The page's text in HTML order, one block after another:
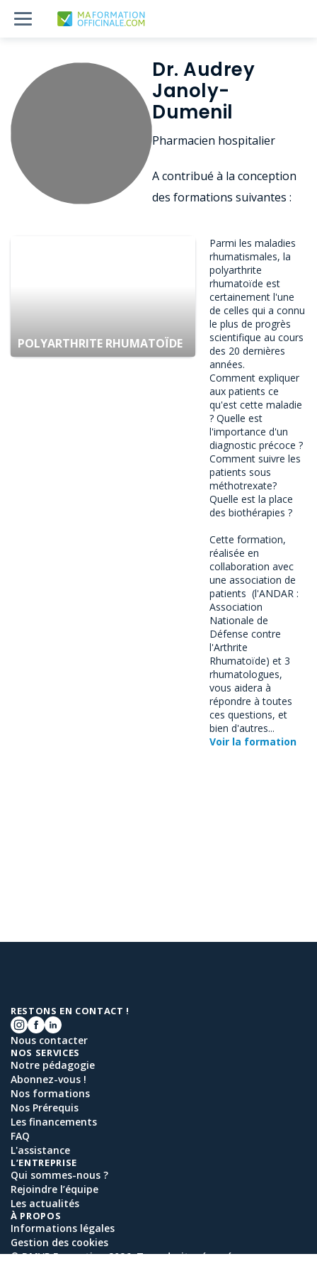
Dr. Audrey
Janoly-
Dumenil
Pharmacien hospitalier
A contribué à la conception
des formations suivantes :
POLYARTHRITE RHUMATOÏDE
Parmi les maladies
rhumatismales, la
polyarthrite
rhumatoïde est
certainement l'une
de celles qui a connu
le plus de progrès
scientifique au cours
des 20 dernières
années.
Comment expliquer
aux patients ce
qu'est cette maladie
? Quelle est
l'importance d'un
diagnostic précoce ?
Comment suivre les
patients sous
méthotrexate?
Quelle est la place
des biothérapies ?
Cette formation,
réalisée en
collaboration avec
une association de
patients (l'ANDAR :
Association
Nationale de
Défense contre
l'Arthrite
Rhumatoïde) et 3
rhumatologues,
vous aidera à
répondre à toutes
ces questions, et
bien d'autres...
Voir la formation
RESTONS EN CONTACT !
Nous contacter
NOS SERVICES
Notre pédagogie
Abonnez-vous !
Nos formations
Nos Prérequis
Les financements
FAQ
L'assistance
L’ENTREPRISE
Qui sommes-nous ?
Rejoindre l’équipe
Les actualités
À PROPOS
Informations légales
Gestion des cookies
© DMVP Formation 2026. Tous droits réservés